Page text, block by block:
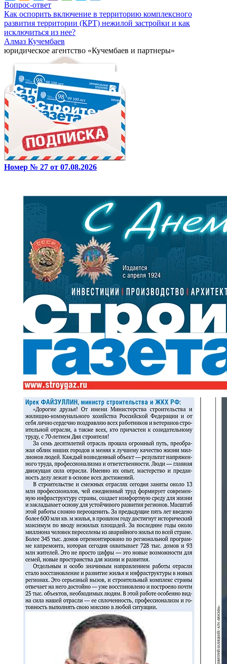
Вопрос-ответ
Как оспорить включение в территорию комплексного
развития территории (КРТ) нежилой застройки и как
исключиться из нее?
Алмаз Кучембаев
юридическое агентство «Кучембаев и партнеры»
Номер № 27 от 07.08.2026